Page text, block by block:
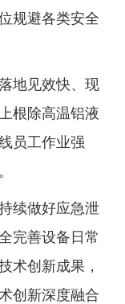
规避各类安全
地见效快、现
根除高温铝液
员工作业强
续做好应急泄
完善设备日常
术创新成果，
创新深度融合